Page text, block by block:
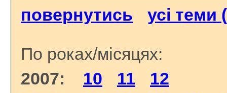
повернутись усі теми
По роках/місяцях:
2007: 10 11
12